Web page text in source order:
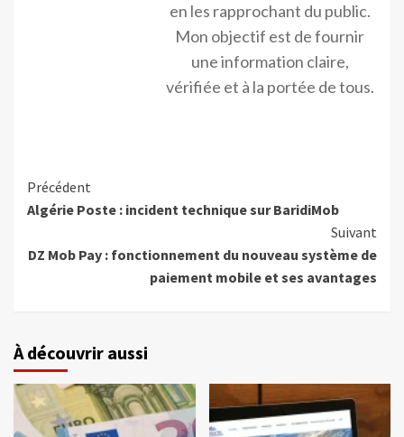
en les rapprochant du public.
Mon objectif est de fournir
une information claire,
vérifiée et à la portée de tous.
Précédent
Algérie Poste : incident technique sur BaridiMob
Suivant
DZ Mob Pay : fonctionnement du nouveau système de
paiement mobile et ses avantages
À découvrir aussi